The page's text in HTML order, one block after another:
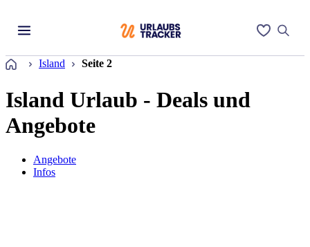
Startseite
Island Seite 2
Island Urlaub - Deals und
Angebote
Angebote
Infos